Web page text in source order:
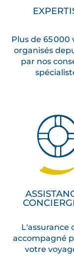
Plus de 65 000
organisés
par nos
L'assurance
accompagné
votre